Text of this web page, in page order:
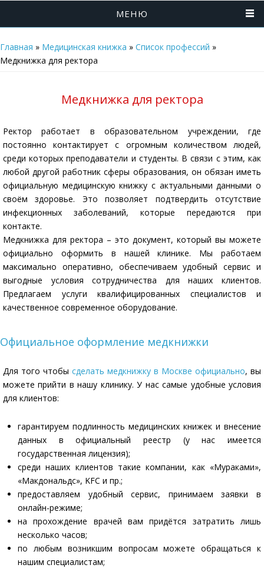
МЕНЮ
Главная » Медицинская книжка » Список профессий »
Медкнижка для ректора
Медкнижка для ректора
Ректор работает в образовательном учреждении, где
постоянно контактирует с огромным количеством людей,
среди которых преподаватели и студенты. В связи с этим, как
любой другой работник сферы образования, он обязан иметь
официальную медицинскую книжку с актуальными данными о
своём здоровье. Это позволяет подтвердить отсутствие
инфекционных заболеваний, которые передаются при
контакте.
Медкнижка для ректора – это документ, который вы можете
официально оформить в нашей клинике. Мы работаем
максимально оперативно, обеспечиваем удобный сервис и
выгодные условия сотрудничества для наших клиентов.
Предлагаем услуги квалифицированных специалистов и
качественное современное оборудование.
Официальное оформление медкнижки
Для того чтобы сделать медкнижку в Москве официально, вы
можете прийти в нашу клинику. У нас самые удобные условия
для клиентов:
гарантируем подлинность медицинских книжек и внесение
данных в официальный реестр (у нас имеется
государственная лицензия);
среди наших клиентов такие компании, как «Мураками»,
«Макдональдс», KFC и пр.;
предоставляем удобный сервис, принимаем заявки в
онлайн-режиме;
на прохождение врачей вам придётся затратить лишь
несколько часов;
по любым возникшим вопросам можете обращаться к
нашим специалистам;